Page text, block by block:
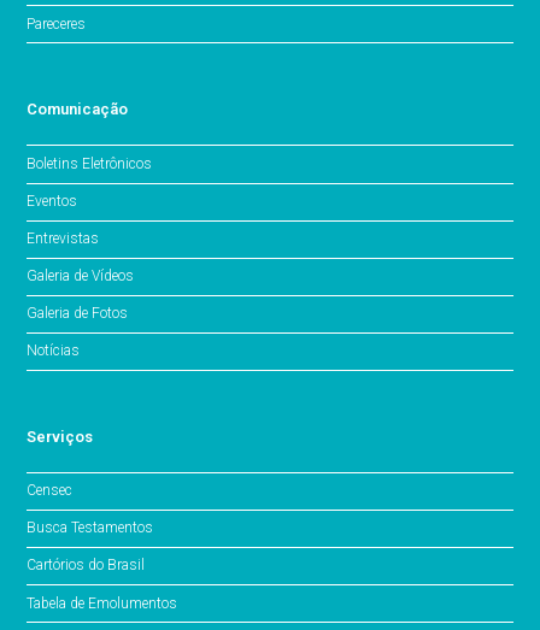
Pareceres
Comunicação
Boletins Eletrônicos
Eventos
Entrevistas
Galeria de Vídeos
Galeria de Fotos
Notícias
Serviços
Censec
Busca Testamentos
Cartórios do Brasil
Tabela de Emolumentos